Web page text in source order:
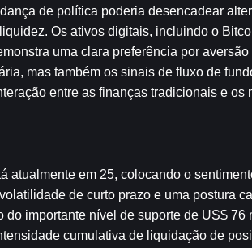
de política poderia desencadear
Os ativos digitais, incluindo o
uma clara preferência por
mas também os sinais de fluxo de
entre as finanças tradicionais e os
atualmente em 25, colocando o
de curto prazo e uma postura
importante nível de suporte de US$ 76
cumulativa de liquidação de